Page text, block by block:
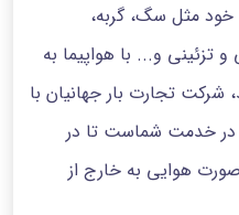
خود مثل سگ، گربه،
و تزئینی و... با هواپیما به
شرکت تجارت بار جهانیان با
در خدمت شماست تا در
هوایی به خارج از